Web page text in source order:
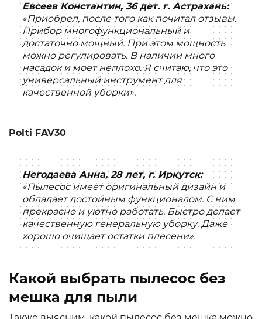
Евсеев Константин, 36 дет. г. Астрахань:
«Приобрел, после того как почитал отзывы.
Прибор многофункциональный и
достаточно мощный. При этом мощность
можно регулировать. В наличии много
насадок и моет неплохо. Я считаю, что это
универсальный инструмент для
качественной уборки».
Polti FAV30
Негодаева Анна, 28 лет, г. Иркутск:
«Пылесос имеет оригинальный дизайн и
обладает достойным функционалом. С ним
прекрасно и уютно работать. Быстро делает
качественную генеральную уборку. Даже
хорошо очищает остатки плесени».
Какой выбрать пылесос без
мешка для пыли